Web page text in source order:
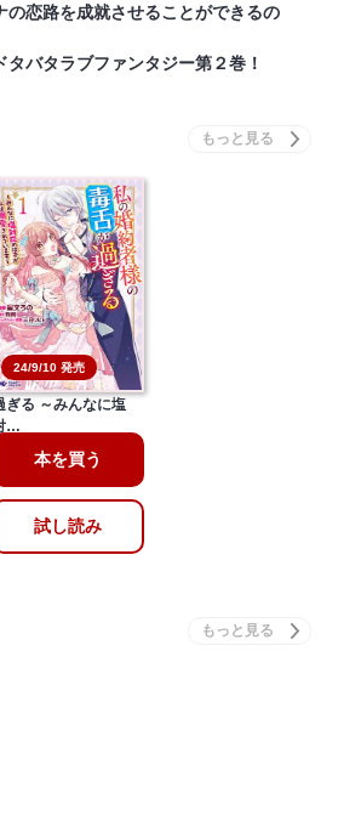
の恋路を成就させることができるの
バタラブファンタジー第２巻！
24/9/10 発売
の婚約者様の毒舌が
ぎる ～みんなに塩
…
本を買う
試し読み